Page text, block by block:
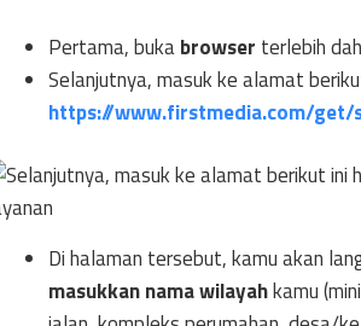
Pertama, bukabrowser terlebih
Selanjutnya, masuk ke alamat
https://www.firstmedia.com/get/
Di halaman tersebut, kamu akan
masukkannama wilayahkamu